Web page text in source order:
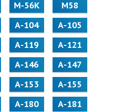
M-56K
М58
А-104
А-105
А-119
А-121
А-146
А-147
А-153
А-155
А-180
А-181